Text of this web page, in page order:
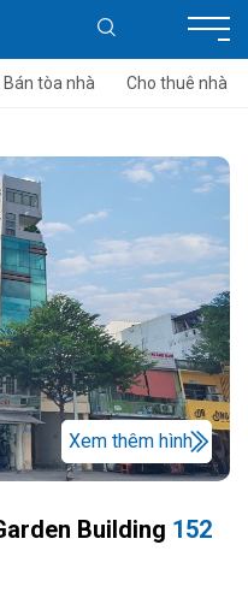
Bán tòa nhà Cho thuê nhà
Xem thêm hình
Building 152